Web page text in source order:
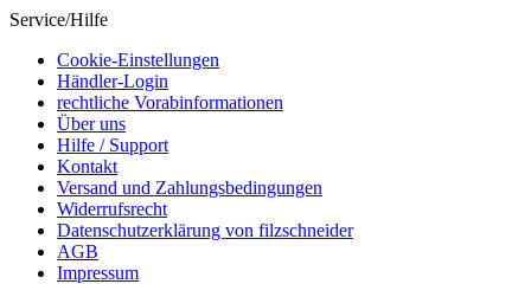
Service/Hilfe
Cookie-Einstellungen
Händler-Login
rechtliche Vorabinformationen
Über uns
Hilfe / Support
Kontakt
Versand und Zahlungsbedingungen
Widerrufsrecht
Datenschutzerklärung von filzschneider
AGB
Impressum